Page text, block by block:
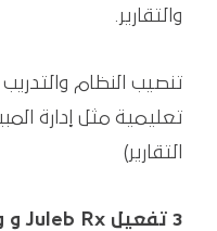
والتقارير.
تنصيب النظام
تعليمية مثل إدارة
التقارير)
3 تفعيل Juleb Rx و وصفتي